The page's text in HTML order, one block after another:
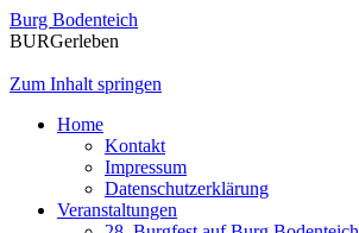
Burg Bodenteich
BURGerleben
Zum Inhalt springen
Home
Kontakt
Impressum
Datenschutzerklärung
Veranstaltungen